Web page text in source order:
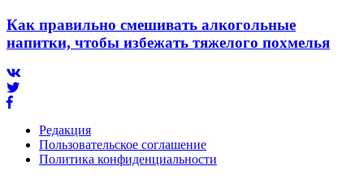
Как правильно смешивать алкогольные
напитки, чтобы избежать тяжелого похмелья
Редакция
Пользовательское соглашение
Политика конфиденциальности